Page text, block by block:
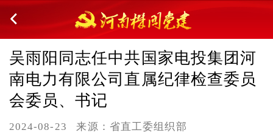
吴雨阳同志任中共国家电投集团河
南电力有限公司直属纪律检查委员
会委员、书记
2024-08-23 来源：省直工委组织部